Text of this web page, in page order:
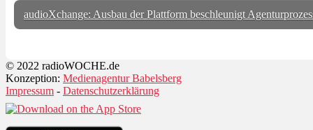
audioXchange: Ausbau der Plattform beschleunigt
© 2022 radioWOCHE.de
Konzeption: Medienagentur Babelsberg
Impressum - Datenschutzerklärung